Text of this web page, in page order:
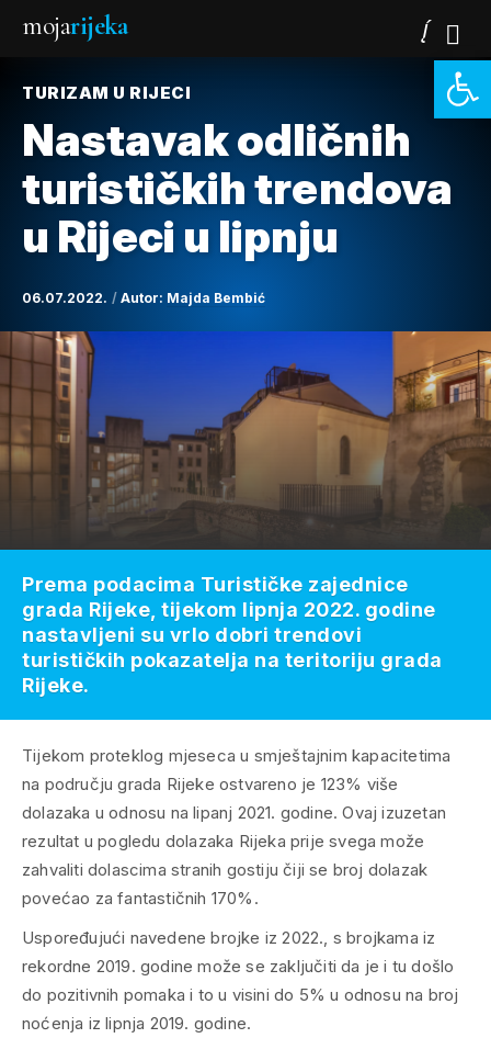
mojarijeka
TURIZAM U RIJECI
Nastavak odličnih
turističkih trendova
u Rijeci u lipnju
06.07.2022. Autor: Majda Bembić
Tijekom proteklog mjeseca u smještajnim kapacitetima
na području grada Rijeke ostvareno je 123% više
dolazaka u odnosu na lipanj 2021. godine. Ovaj izuzetan
rezultat u pogledu dolazaka Rijeka prije svega može
zahvaliti dolascima stranih gostiju čiji se broj dolazak
povećao za fantastičnih 170%.
Uspoređujući navedene brojke iz 2022., s brojkama iz
rekordne 2019. godine može se zaključiti da je i tu došlo
do pozitivnih pomaka i to u visini do 5% u odnosu na broj
noćenja iz lipnja 2019. godine.
Prema podacima Turističke zajednice
grada Rijeke, tijekom lipnja 2022. godine
nastavljeni su vrlo dobri trendovi
turističkih pokazatelja na teritoriju grada
Rijeke.